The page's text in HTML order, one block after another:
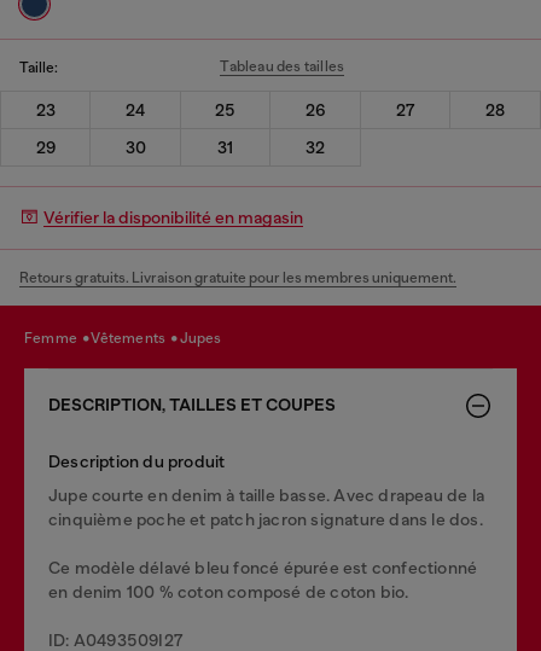
Taille: Tableau des tailles
23 24 25 26 27
28
29
30 31 32
Vérifier la disponibilité en magasin
Retours gratuits. Livraison gratuite pour les membres uniquement.
femme vêtements jupes
DESCRIPTION, TAILLES ET COUPES
Description du produit
Jupe courte en denim à taille basse. Avec drapeau de la
cinquième poche et patch jacron signature dans le dos.
Ce modèle délavé bleu foncé épurée est confectionné
en denim 100 % coton composé de coton bio.
ID: A0493509I27